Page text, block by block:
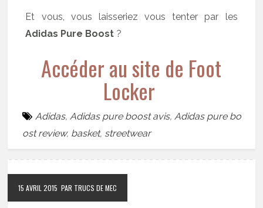
Et vous, vous laisseriez vous tenter par les
Adidas Pure Boost ?
Accéder au site de Foot
Locker
Adidas, Adidas pure boost avis, Adidas pure bo
ost review, basket, streetwear
15 AVRIL 2015 PAR TRUCS DE MEC